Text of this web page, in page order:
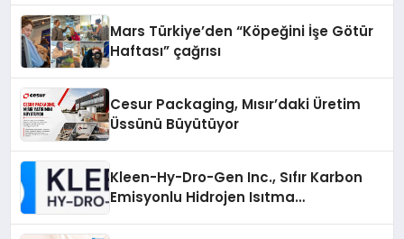
Mars Türkiye’den “Köpeğini İşe Götür
Haftası” çağrısı
Cesur Packaging, Mısır’daki Üretim
Üssünü Büyütüyor
Kleen-Hy-Dro-Gen Inc., Sıfır Karbon
Emisyonlu Hidrojen Isıtma